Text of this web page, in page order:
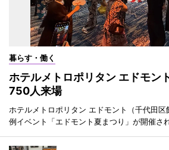
暮らす・働く
ホテルメトロポリタン エドモン
750人来場
ホテルメトロポリタン エドモント（千代田
例イベント「エドモント夏まつり」が開催され